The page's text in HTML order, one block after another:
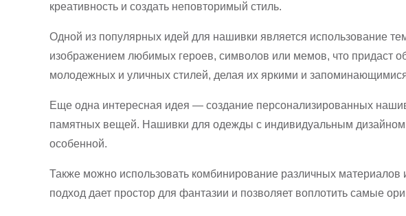
креативность и создать неповторимый стиль.
Одной из популярных идей для нашивки является использование
изображением любимых героев, символов или мемов, что придаст
молодежных и уличных стилей, делая их яркими и
Еще одна интересная идея — создание персонализированных
памятных вещей. Нашивки для одежды с индивидуальным
особенной.
Также можно использовать комбинирование различных
подход дает простор для фантазии и позволяет воплотить самые